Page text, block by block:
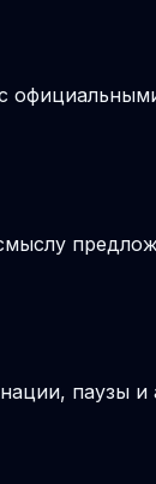
паузы и